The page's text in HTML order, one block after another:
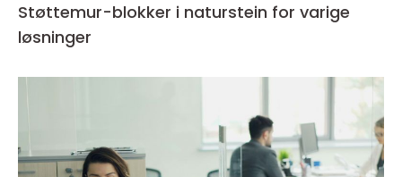
Støttemur-blokker i naturstein for varige
løsninger